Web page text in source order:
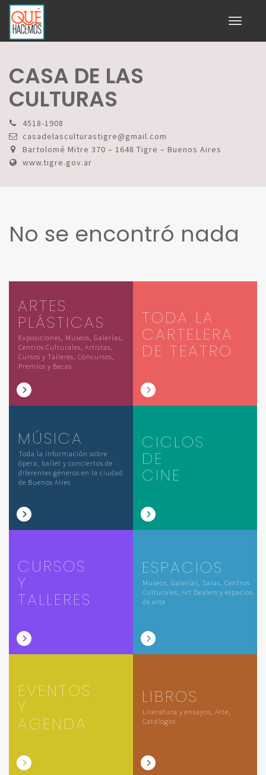
Toggle
CASA DE LAS
CULTURAS
4518-1908
casadelasculturastigre@gmail.com
Bartolomé Mitre 370 – 1648 Tigre – Buenos Aires
www.tigre.gov.ar
No se encontró nada
ARTES
PLÁSTICAS
Exposiciones, Museos, Galerías,
Centros Culturales, Artistas,
Cursos y Talleres, Concursos,
Premios y Becas
TODA LA
CARTELERA
DE TEATRO
MÚSICA
Toda la información sobre
ópera, ballet y conciertos de
diferentes géneros en la ciudad
de Buenos Aires
CICLOS
DE
CINE
CURSOS
Y
TALLERES
ESPACIOS
Museos, Galerías, Salas, Centros
Culturales, Art Dealers y espacios
de arte
EVENTOS
Y
AGENDA
LIBROS
Literatura y ensayos, Arte,
Catálogos